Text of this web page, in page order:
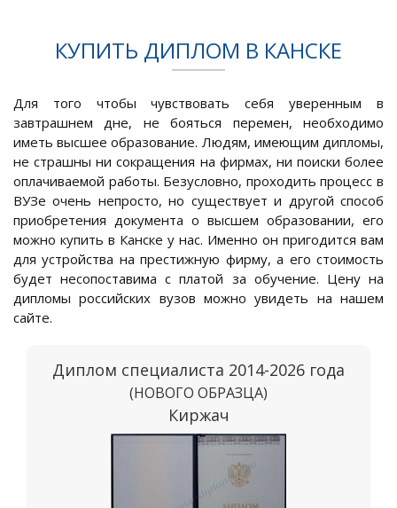
КУПИТЬ ДИПЛОМ В КАНСКЕ
Для того чтобы чувствовать себя уверенным в
завтрашнем дне, не бояться перемен, необходимо
иметь высшее образование. Людям, имеющим дипломы,
не страшны ни сокращения на фирмах, ни поиски более
оплачиваемой работы. Безусловно, проходить процесс в
ВУЗе очень непросто, но существует и другой способ
приобретения документа о высшем образовании, его
можно купить в Канске у нас. Именно он пригодится вам
для устройства на престижную фирму, а его стоимость
будет несопоставима с платой за обучение. Цену на
дипломы российских вузов можно увидеть на нашем
сайте.
Диплом специалиста 2014-2026 года
(НОВОГО ОБРАЗЦА)
Киржач